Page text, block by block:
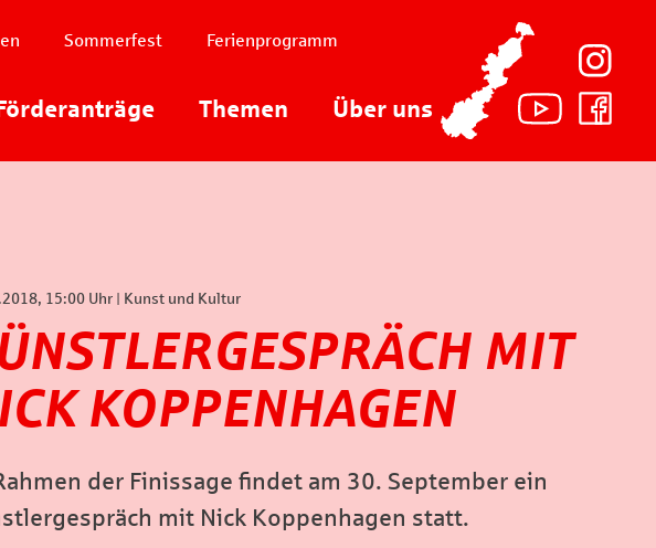
Themen Über uns
Sommerfest Ferienprogramm
Facebook
15:00 Uhr | Kunst und Kultur
MIT
KOPPENHAGEN
der Finissage findet am 30. September ein
mit Nick Koppenhagen statt.